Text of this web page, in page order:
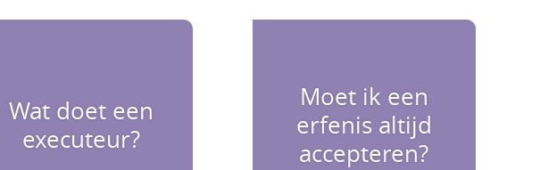
Wat doet een
executeur?
Moet ik een
erfenis altijd
accepteren?